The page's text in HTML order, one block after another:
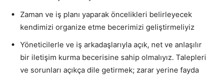
Zaman ve iş planı yaparak öncelikleri belirleyecek
kendimizi organize etme becerimizi geliştirmeliyiz
Yöneticilerle ve iş arkadaşlarıyla açık, net ve anlaşılır
bir iletişim kurma becerisine sahip olmalıyız. Talepleri
ve sorunları açıkça dile getirmek; zarar yerine fayda